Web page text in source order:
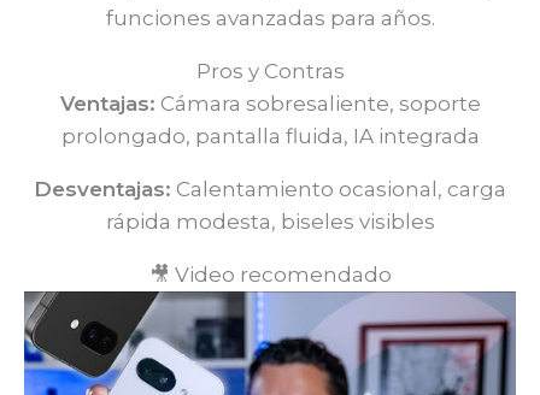
funciones avanzadas para años.
Pros y Contras
Ventajas: Cámara sobresaliente, soporte
prolongado, pantalla fluida, IA integrada
Desventajas: Calentamiento ocasional, carga
rápida modesta, biseles visibles
🎥 Video recomendado